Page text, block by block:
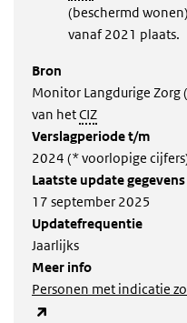
(beschermd
vanaf 2021 plaats.
Bron
Monitor Langdurige Zorg
van hetCIZ
Verslagperiode t/m
2024 (* voorlopige
Laatste update gegevens
17 september 2025
Updatefrequentie
Jaarlijks
Meer info
Personen met indicatie